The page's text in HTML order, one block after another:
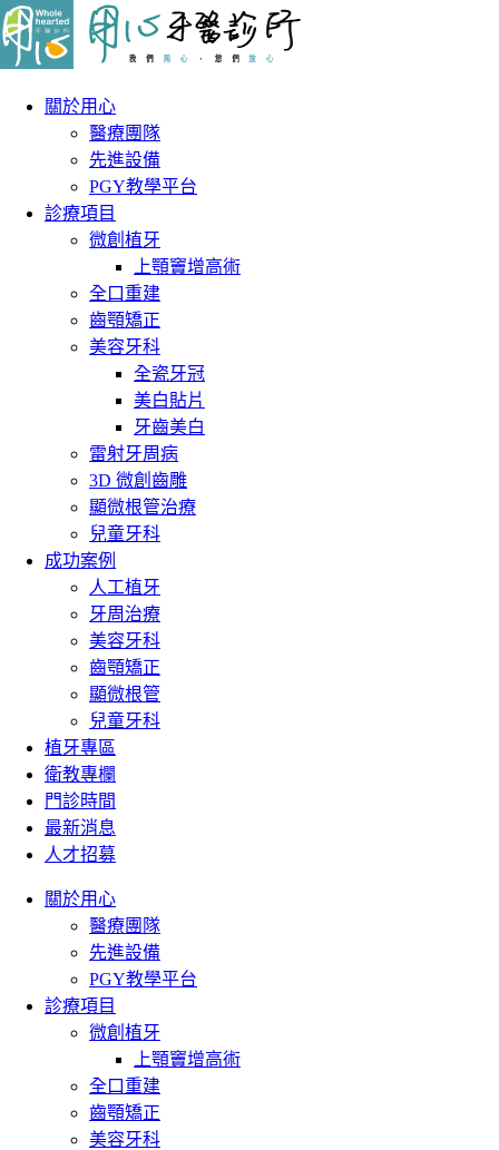
關於用心
醫療團隊
先進設備
PGY教學平台
診療項目
微創植牙
上顎竇增高術
全口重建
齒顎矯正
美容牙科
全瓷牙冠
美白貼片
牙齒美白
雷射牙周病
3D 微創齒雕
顯微根管治療
兒童牙科
成功案例
人工植牙
牙周治療
美容牙科
齒顎矯正
顯微根管
兒童牙科
植牙專區
衛教專欄
門診時間
最新消息
人才招募
關於用心
醫療團隊
先進設備
PGY教學平台
診療項目
微創植牙
上顎竇增高術
全口重建
齒顎矯正
美容牙科